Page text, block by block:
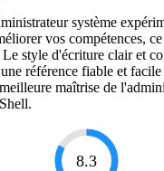
système
vos compétences,
style d'écriture clair et
référence fiable et facile
maîtrise de
8.3